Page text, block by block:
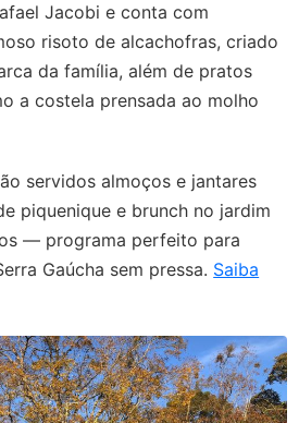
Jacobi e conta com
risoto de alcachofras, criado
da família, além de pratos
a costela prensada ao molho
servidos almoços e jantares
piquenique e brunch no jardim
— programa perfeito para
Gaúcha sem pressa. Saiba